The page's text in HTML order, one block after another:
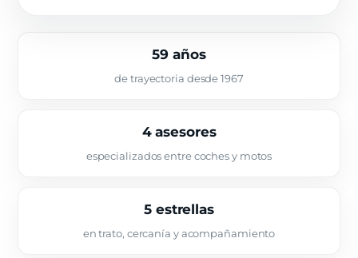
59 años
de trayectoria desde 1967
4 asesores
especializados entre coches y motos
5 estrellas
en trato, cercanía y acompañamiento